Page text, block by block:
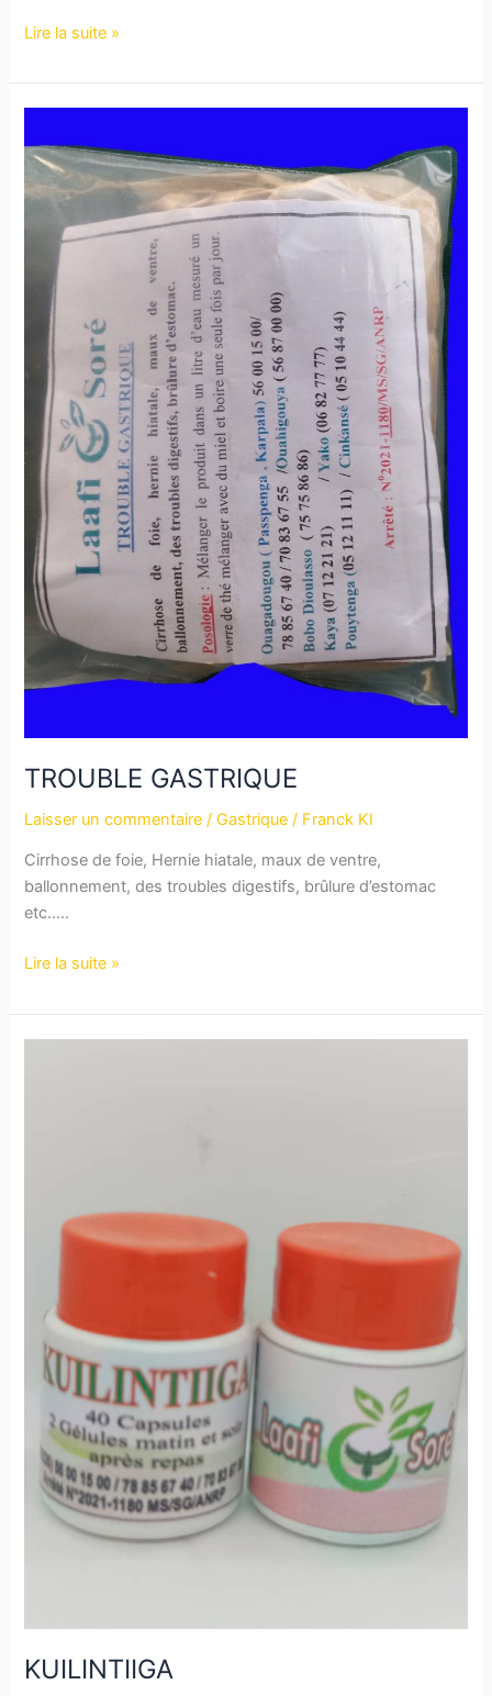
Lire la suite »
TROUBLE GASTRIQUE
Laisser un commentaire /Gastrique / Franck KI
Cirrhose de foie, Hernie hiatale, maux de ventre,
ballonnement, des troubles digestifs, brûlure d’estomac
etc…..
GASTRIQUE
Lire la suite »
KUILINTIIGA